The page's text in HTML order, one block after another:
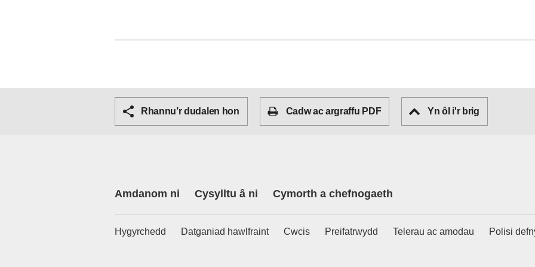
Rhannu’r dudalen hon Cadw ac argraffu PDF Yn ôl i'r brig
Amdanom ni Cysylltu â ni Cymorth a chefnogaeth
Hygyrchedd Datganiad hawlfraint Cwcis Preifatrwydd Telerau ac amodau Polisi